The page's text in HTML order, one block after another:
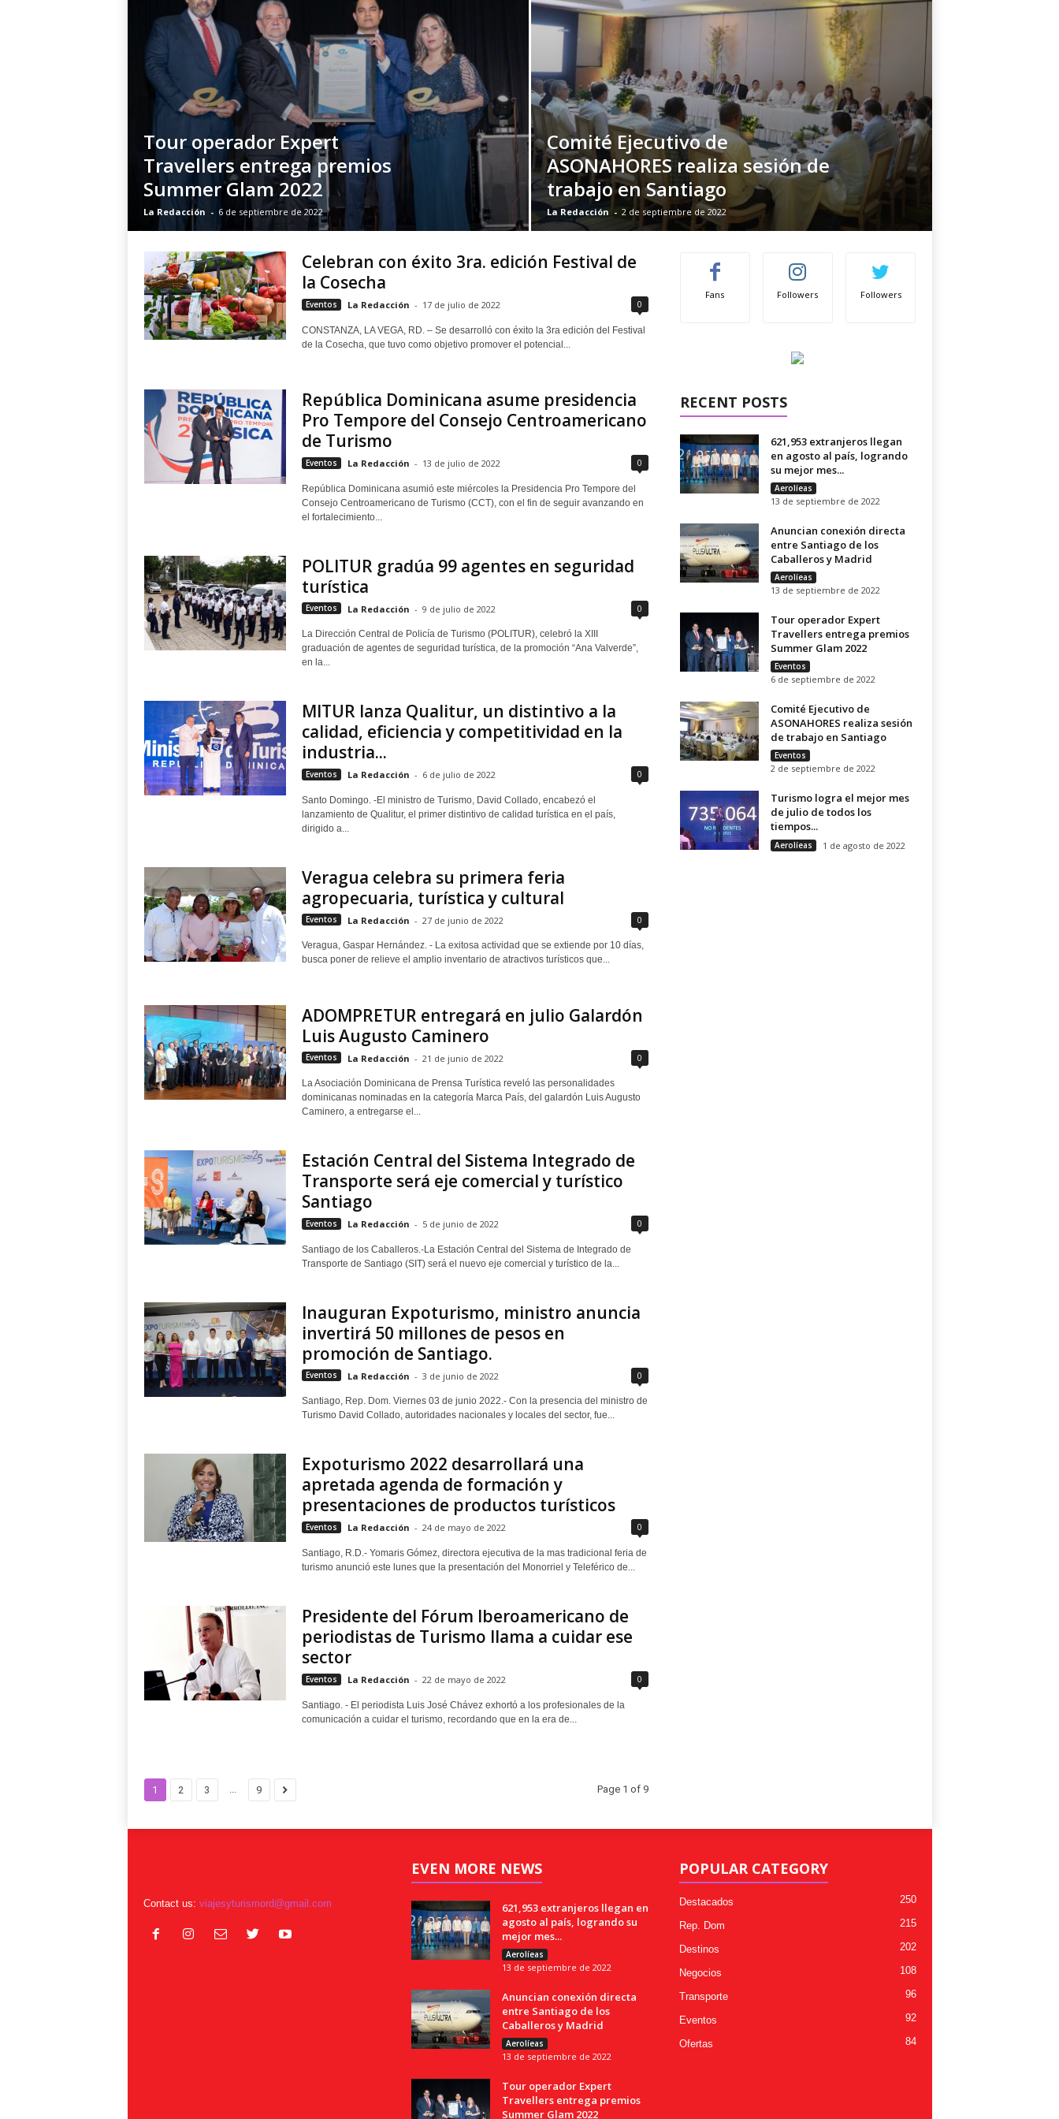
Tour operador Expert
Travellers entrega premios
Summer Glam 2022
La Redacción - 6 de septiembre de 2022
Comité Ejecutivo de
ASONAHORES realiza sesión de
trabajo en Santiago
La Redacción - 2 de septiembre de 2022
Celebran con éxito 3ra. edición Festival de
la Cosecha
Eventos La Redacción - 17 de julio de 2022 0
CONSTANZA, LA VEGA, RD. – Se desarrolló con éxito la 3ra edición del Festival
de la Cosecha, que tuvo como objetivo promover el potencial...
República Dominicana asume presidencia
Pro Tempore del Consejo Centroamericano
de Turismo
Eventos La Redacción - 13 de julio de 2022 0
República Dominicana asumió este miércoles la Presidencia Pro Tempore del
Consejo Centroamericano de Turismo (CCT), con el fin de seguir avanzando en
el fortalecimiento...
POLITUR gradúa 99 agentes en seguridad
turística
Eventos La Redacción - 9 de julio de 2022 0
La Dirección Central de Policía de Turismo (POLITUR), celebró la XIII
graduación de agentes de seguridad turística, de la promoción “Ana Valverde”,
en la...
MITUR lanza Qualitur, un distintivo a la
calidad, eficiencia y competitividad en la
industria...
Eventos La Redacción - 6 de julio de 2022 0
Santo Domingo. -El ministro de Turismo, David Collado, encabezó el
lanzamiento de Qualitur, el primer distintivo de calidad turística en el país,
dirigido a...
Veragua celebra su primera feria
agropecuaria, turística y cultural
Eventos La Redacción - 27 de junio de 2022 0
Veragua, Gaspar Hernández. - La exitosa actividad que se extiende por 10 días,
busca poner de relieve el amplio inventario de atractivos turísticos que...
ADOMPRETUR entregará en julio Galardón
Luis Augusto Caminero
Eventos La Redacción - 21 de junio de 2022 0
La Asociación Dominicana de Prensa Turística reveló las personalidades
dominicanas nominadas en la categoría Marca País, del galardón Luis Augusto
Caminero, a entregarse el...
Estación Central del Sistema Integrado de
Transporte será eje comercial y turístico
Santiago
Eventos La Redacción - 5 de junio de 2022 0
Santiago de los Caballeros.-La Estación Central del Sistema de Integrado de
Transporte de Santiago (SIT) será el nuevo eje comercial y turístico de la...
Inauguran Expoturismo, ministro anuncia
invertirá 50 millones de pesos en
promoción de Santiago.
Eventos La Redacción - 3 de junio de 2022 0
Santiago, Rep. Dom. Viernes 03 de junio 2022.- Con la presencia del ministro de
Turismo David Collado, autoridades nacionales y locales del sector, fue...
Expoturismo 2022 desarrollará una
apretada agenda de formación y
presentaciones de productos turísticos
Eventos La Redacción - 24 de mayo de 2022 0
Santiago, R.D.- Yomaris Gómez, directora ejecutiva de la mas tradicional feria de
turismo anunció este lunes que la presentación del Monorriel y Teleférico de...
Presidente del Fórum Iberoamericano de
periodistas de Turismo llama a cuidar ese
sector
Eventos La Redacción - 22 de mayo de 2022 0
Santiago. - El periodista Luis José Chávez exhortó a los profesionales de la
comunicación a cuidar el turismo, recordando que en la era de...
1 2 3 9 Page 1 of 9
Fans Followers Followers
RECENT POSTS
621,953 extranjeros llegan
en agosto al país, logrando
su mejor mes...
Aerolíeas
13 de septiembre de 2022
Anuncian conexión directa
entre Santiago de los
Caballeros y Madrid
Aerolíeas
13 de septiembre de 2022
Tour operador Expert
Travellers entrega premios
Summer Glam 2022
Eventos
6 de septiembre de 2022
Comité Ejecutivo de
ASONAHORES realiza sesión
de trabajo en Santiago
Eventos
2 de septiembre de 2022
Turismo logra el mejor mes
de julio de todos los
tiempos...
Aerolíeas 1 de agosto de 2022
Contact us: viajesyturismord@gmail.com
EVEN MORE NEWS
621,953 extranjeros llegan en
agosto al país, logrando su
mejor mes...
Aerolíeas
13 de septiembre de 2022
Anuncian conexión directa
entre Santiago de los
Caballeros y Madrid
Aerolíeas
13 de septiembre de 2022
Tour operador Expert
Travellers entrega premios
Summer Glam 2022
POPULAR CATEGORY
Destacados 250
Rep. Dom 215
Destinos 202
Negocios 108
Transporte 96
Eventos 92
Ofertas 84